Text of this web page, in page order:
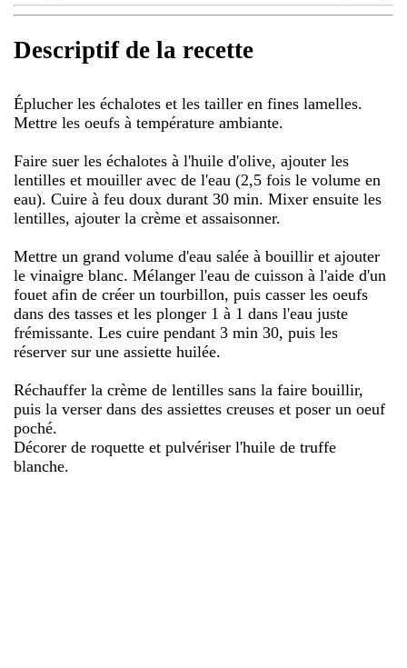
Descriptif de la recette
Éplucher les échalotes et les tailler en fines lamelles.
Mettre les oeufs à température ambiante.
Faire suer les échalotes à l'huile d'olive, ajouter les
lentilles et mouiller avec de l'eau (2,5 fois le volume en
eau). Cuire à feu doux durant 30 min. Mixer ensuite les
lentilles, ajouter la crème et assaisonner.
Mettre un grand volume d'eau salée à bouillir et ajouter
le vinaigre blanc. Mélanger l'eau de cuisson à l'aide d'un
fouet afin de créer un tourbillon, puis casser les oeufs
dans des tasses et les plonger 1 à 1 dans l'eau juste
frémissante. Les cuire pendant 3 min 30, puis les
réserver sur une assiette huilée.
Réchauffer la crème de lentilles sans la faire bouillir,
puis la verser dans des assiettes creuses et poser un oeuf
poché.
Décorer de roquette et pulvériser l'huile de truffe
blanche.